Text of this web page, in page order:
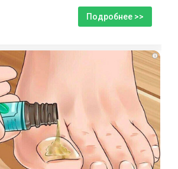
Подробнее >>
i